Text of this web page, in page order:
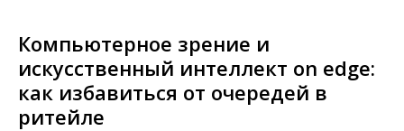
Компьютерное зрение и
искусственный интеллект on edge:
как избавиться от очередей в
ритейле